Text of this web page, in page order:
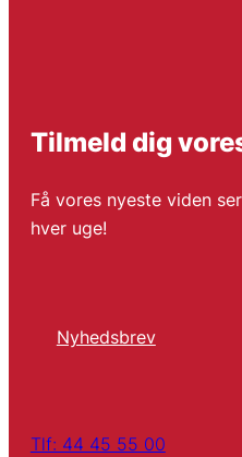
Tilmeld dig
Få vores nyeste viden
hver uge!
Nyhedsbrev
Tlf: 44 45 55 00